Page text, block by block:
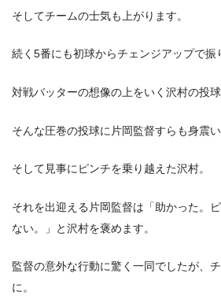
そしてチームの士気も上がります。
続く5番にも初球からチェンジアップで振
対戦バッターの想像の上をいく沢村の投球
そんな圧巻の投球に片岡監督すらも身震い
そして見事にピンチを乗り越えた沢村。
それを出迎える片岡監督は「助かった。
ない。」と沢村を褒めます。
監督の意外な行動に驚く一同でしたが、
に。